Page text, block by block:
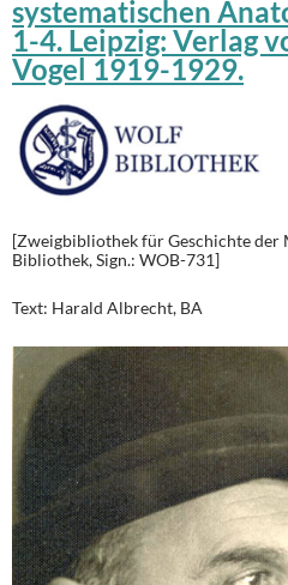
systematischen
1-4. Leipzig: Verlag
Vogel 1919-1929.
[Zweigbibliothek für Geschichte
Bibliothek, Sign.: WOB-731]
Text: Harald Albrecht, BA